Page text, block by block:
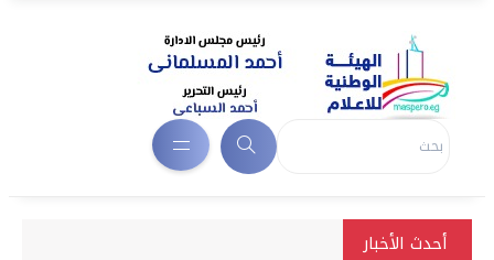
أحدث الأخبار